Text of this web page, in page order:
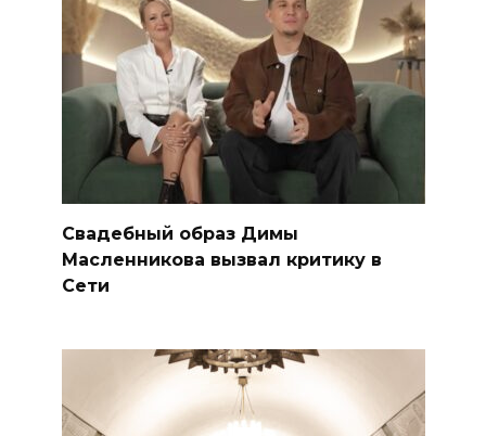
Свадебный образ Димы
Масленникова вызвал критику в
Сети